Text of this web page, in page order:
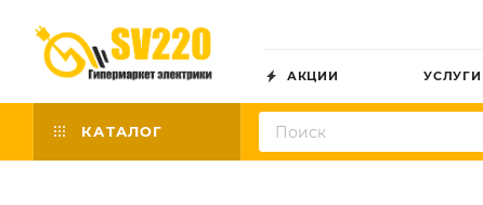
АКЦИИ УСЛУГИ
КАТАЛОГ